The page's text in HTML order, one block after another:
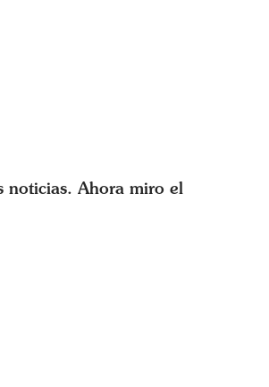
noticias. Ahora miro el